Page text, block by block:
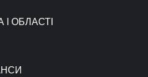
ОБЛАСТІ